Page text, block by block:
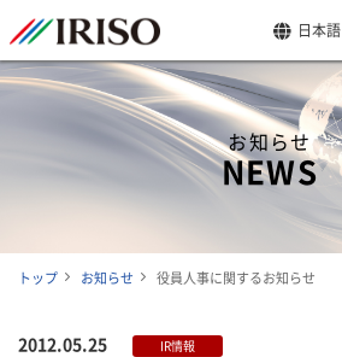
日本語
お知らせ
NEWS
トップ お知らせ 役員人事に関するお知らせ
2012.05.25 IR情報